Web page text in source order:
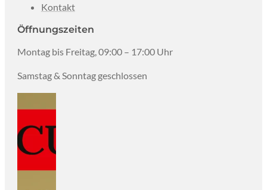
Kontakt
Öffnungszeiten
Montag bis Freitag, 09:00 – 17:00 Uhr
Samstag & Sonntag geschlossen